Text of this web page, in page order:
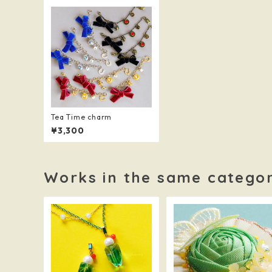
Tea Time charm
¥3,300
Works in the same